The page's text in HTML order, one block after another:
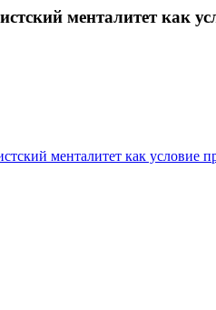
менталитет как
менталитет как